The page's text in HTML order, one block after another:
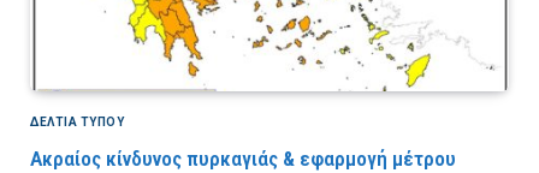
ΔΕΛΤΙΑ ΤΥΠΟΥ
Ακραίος κίνδυνος πυρκαγιάς & εφαρμογή μέτρου